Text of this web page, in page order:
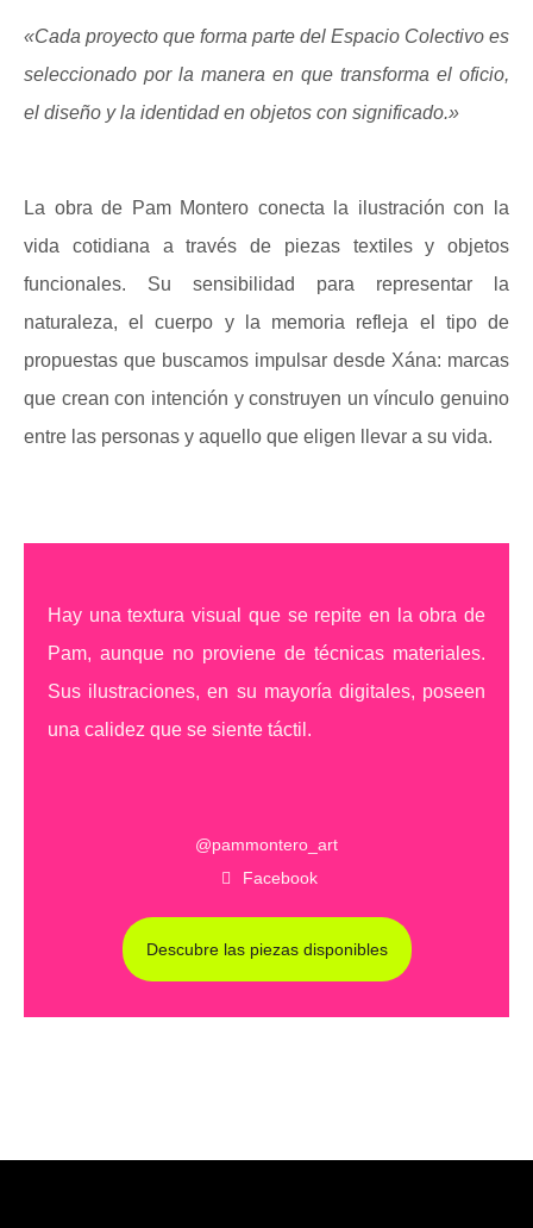
«Cada proyecto que forma parte del Espacio Colectivo es
seleccionado por la manera en que transforma el oficio,
el diseño y la identidad en objetos con significado.»
La obra de Pam Montero conecta la ilustración con la
vida cotidiana a través de piezas textiles y objetos
funcionales. Su sensibilidad para representar la
naturaleza, el cuerpo y la memoria refleja el tipo de
propuestas que buscamos impulsar desde Xána: marcas
que crean con intención y construyen un vínculo genuino
entre las personas y aquello que eligen llevar a su vida.
Hay una textura visual que se repite en la obra de
Pam, aunque no proviene de técnicas materiales.
Sus ilustraciones, en su mayoría digitales, poseen
una calidez que se siente táctil.
@pammontero_art
Facebook
Descubre las piezas disponibles